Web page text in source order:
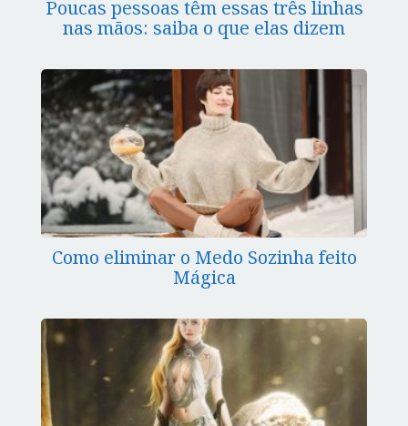
Poucas pessoas têm essas três linhas
nas mãos: saiba o que elas dizem
Como eliminar o Medo Sozinha feito
Mágica